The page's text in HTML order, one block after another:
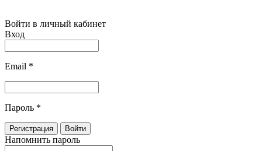
Войти в личный кабинет
Вход
Email *
Пароль *
Напомнить пароль